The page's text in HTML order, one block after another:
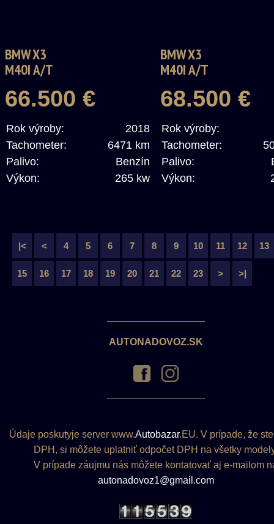
BMW X3
M40I A/T
66.500 €
Rok výroby:
2018
Tachometer:
6471 km
Palivo:
Benzín
Výkon:
265 kw
BMW X3
M40I A/T
68.500 €
Rok výroby:
Tachometer:
Palivo:
Výkon:
|< < 4 5 6 7 8 9 10 11 12 13
15 16 17 18 19 20 21 22 23 > >|
AUTONADOVOZ.SK
Údaje poskutyje server www.Autobazar.EU. V prípade, že
DPH, si môžete uplatniť odpočet DPH na všetky
V prípade záujmu nás môžete kontatovať aj e-mailom
autonadovoz1@gmail.com